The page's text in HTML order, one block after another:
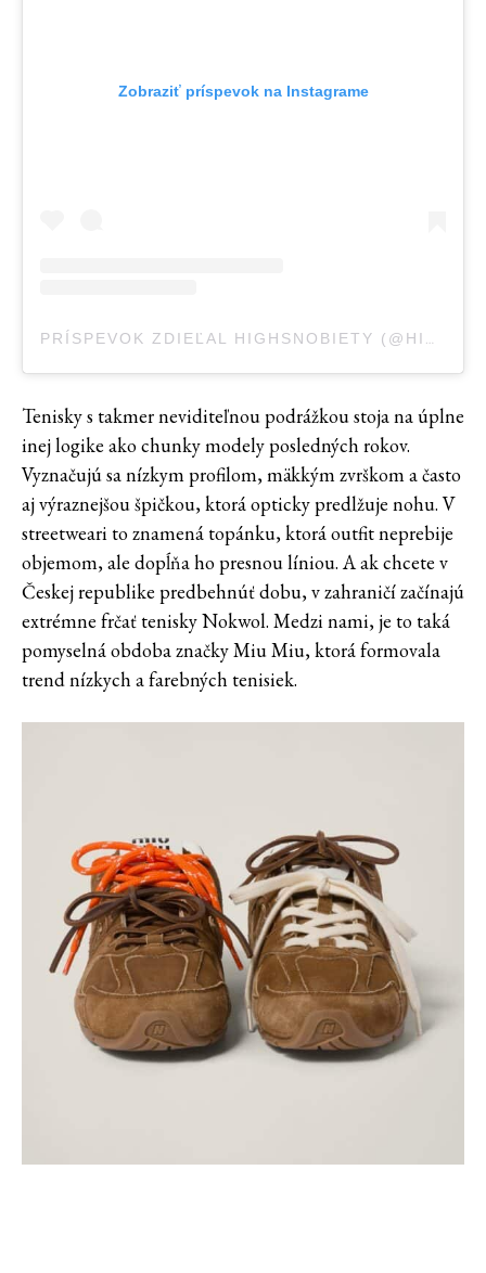
Zobraziť príspevok na Instagrame
PRÍSPEVOK ZDIEĽAL HIGHSNOBIETY (@HIGHSNOBIETY)
Tenisky s takmer neviditeľnou podrážkou stoja na úplne
inej logike ako chunky modely posledných rokov.
Vyznačujú sa nízkym profilom, mäkkým zvrškom a často
aj výraznejšou špičkou, ktorá opticky predlžuje nohu. V
streetweari to znamená topánku, ktorá outfit neprebije
objemom, ale dopĺňa ho presnou líniou. A ak chcete v
Českej republike predbehnúť dobu, v zahraničí začínajú
extrémne frčať tenisky Nokwol. Medzi nami, je to taká
pomyselná obdoba značky Miu Miu, ktorá formovala
trend nízkych a farebných tenisiek.